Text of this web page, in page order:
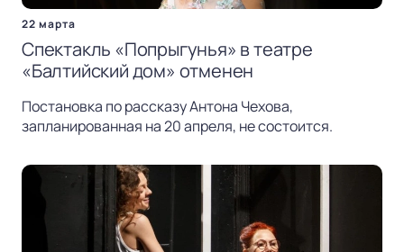
22 марта
Спектакль «Попрыгунья» в театре
«Балтийский дом» отменен
Постановка по рассказу Антона Чехова,
запланированная на 20 апреля, не состоится.